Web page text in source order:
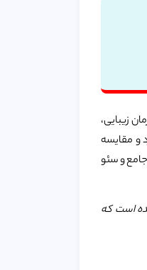
زیبایی،
و مقایسه
و سئو
بیش از ۷.۲ میلیون واحد نصب شده است که